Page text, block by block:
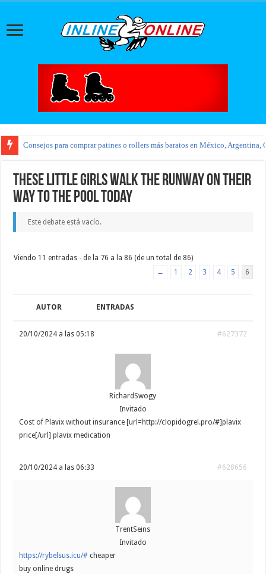
Consejos para comprar patines o rollers más baratos en México, Argentina,
These little girls walk the runway on their
way to the pool today
Este debate está vacío.
Viendo 11 entradas - de la 76 a la 86 (de un total de 86)
←
1 2 3 4 5 6
AUTOR ENTRADAS
20/10/2024 a las 05:18 #627372
RichardSwogy
Invitado
Cost of Plavix without insurance [url=http://clopidogrel.pro/#]plavix
price[/url] plavix medication
20/10/2024 a las 06:33 #628656
TrentSeins
Invitado
https://rybelsus.icu/# cheaper
buy online drugs